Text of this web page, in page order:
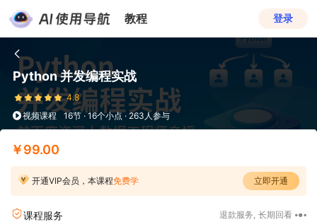
教程 登录
Python 并发编程实战
4.8
视频课程
16节 · 16个小点 · 263人参与
￥99.00
开通VIP会员，本课程免费学 立即开通
课程服务 退款服务, 长期回看